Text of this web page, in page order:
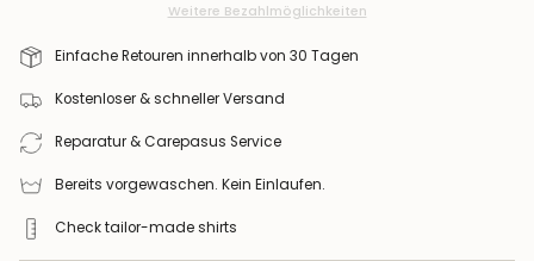
Weitere Bezahlmöglichkeiten
Einfache Retouren innerhalb von 30 Tagen
Kostenloser & schneller Versand
Reparatur & Carepasus Service
Bereits vorgewaschen. Kein Einlaufen.
Check tailor-made shirts